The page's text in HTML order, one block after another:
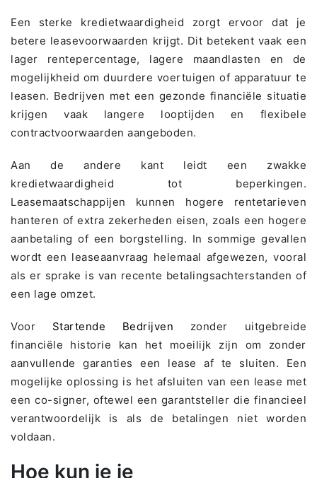
Een sterke kredietwaardigheid zorgt ervoor dat je
betere leasevoorwaarden krijgt. Dit betekent vaak een
lager rentepercentage, lagere maandlasten en de
mogelijkheid om duurdere voertuigen of apparatuur te
leasen. Bedrijven met een gezonde financiële situatie
krijgen vaak langere looptijden en flexibele
contractvoorwaarden aangeboden.
Aan de andere kant leidt een zwakke
kredietwaardigheid tot beperkingen.
Leasemaatschappijen kunnen hogere rentetarieven
hanteren of extra zekerheden eisen, zoals een hogere
aanbetaling of een borgstelling. In sommige gevallen
wordt een leaseaanvraag helemaal afgewezen, vooral
als er sprake is van recente betalingsachterstanden of
een lage omzet.
Voor Startende Bedrijven zonder uitgebreide
financiële historie kan het moeilijk zijn om zonder
aanvullende garanties een lease af te sluiten. Een
mogelijke oplossing is het afsluiten van een lease met
een co-signer, oftewel een garantsteller die financieel
verantwoordelijk is als de betalingen niet worden
voldaan.
Hoe kun je je